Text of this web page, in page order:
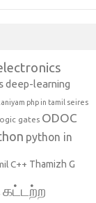
deep-learning
php in tamil seires
gates ODOC
python in
C++ Thamizh G
கட்டற்ற